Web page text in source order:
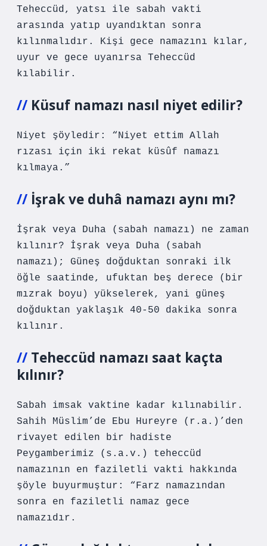
Teheccüd, yatsı ile sabah vakti
arasında yatıp uyandıktan sonra
kılınmalıdır. Kişi gece namazını kılar,
uyur ve gece uyanırsa Teheccüd
kılabilir.
Küsuf namazı nasıl niyet edilir?
Niyet şöyledir: “Niyet ettim Allah
rızası için iki rekat küsûf namazı
kılmaya.”
İşrak ve duhâ namazı aynı mı?
İşrak veya Duha (sabah namazı) ne zaman
kılınır? İşrak veya Duha (sabah
namazı); Güneş doğduktan sonraki ilk
öğle saatinde, ufuktan beş derece (bir
mızrak boyu) yükselerek, yani güneş
doğduktan yaklaşık 40-50 dakika sonra
kılınır.
Teheccüd namazı saat kaçta
kılınır?
Sabah imsak vaktine kadar kılınabilir.
Sahih Müslim’de Ebu Hureyre (r.a.)’den
rivayet edilen bir hadiste
Peygamberimiz (s.a.v.) teheccüd
namazının en faziletli vakti hakkında
şöyle buyurmuştur: “Farz namazından
sonra en faziletli namaz gece
namazıdır.